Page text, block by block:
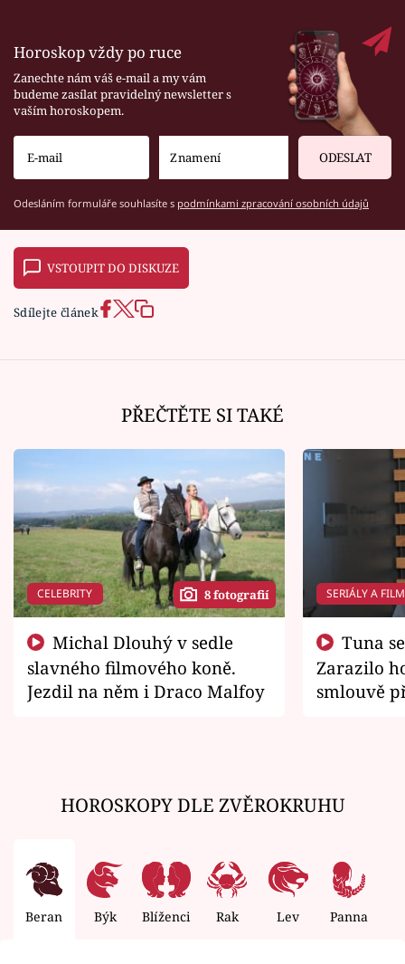
Horoskop vždy po ruce
Zanechte nám váš e-mail a my vám
budeme zasílat pravidelný newsletter s
vaším horoskopem.
ODESLAT
Odesláním formuláře souhlasíte s podmínkami zpracování osobních údajů
VSTOUPIT DO DISKUZE
Sdílejte článek
PŘEČTĚTE SI TAKÉ
CELEBRITY 8 fotografií
slavného filmového koně.
Jezdil na něm i Draco Malfoy
SERIÁLY A
Zarazilo
smlouvě
HOROSKOPY DLE ZVĚROKRUHU
Beran Býk Blíženci Rak Lev Panna